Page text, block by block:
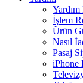
İşlem
Ürün
Nasıl
Pasaj
iPhone